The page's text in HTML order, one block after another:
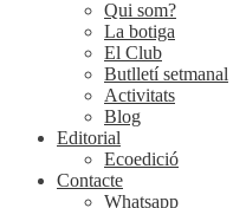
Qui som?
La botiga
El Club
Butlletí setmanal
Activitats
Blog
Editorial
Ecoedició
Contacte
Whatsapp